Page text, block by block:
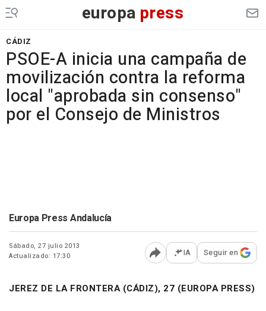
europa press
CÁDIZ
PSOE-A inicia una campaña de
movilización contra la reforma
local "aprobada sin consenso"
por el Consejo de Ministros
Europa Press Andalucía
Sábado, 27 julio 2013
Actualizado: 17:30
Abrir opciones para
IA Seguir en
JEREZ DE LA FRONTERA (CÁDIZ), 27 (EUROPA PRESS)